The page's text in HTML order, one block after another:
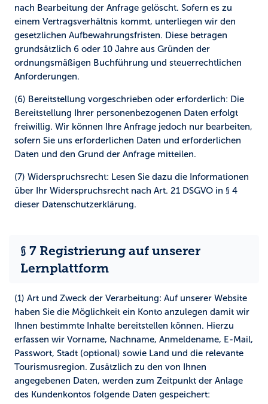
nach Bearbeitung der Anfrage gelöscht. Sofern es zu
einem Vertragsverhältnis kommt, unterliegen wir den
gesetzlichen Aufbewahrungsfristen. Diese betragen
grundsätzlich 6 oder 10 Jahre aus Gründen der
ordnungsmäßigen Buchführung und steuerrechtlichen
Anforderungen.
(6) Bereitstellung vorgeschrieben oder erforderlich: Die
Bereitstellung Ihrer personenbezogenen Daten erfolgt
freiwillig. Wir können Ihre Anfrage jedoch nur bearbeiten,
sofern Sie uns erforderlichen Daten und erforderlichen
Daten und den Grund der Anfrage mitteilen.
(7) Widerspruchsrecht: Lesen Sie dazu die Informationen
über Ihr Widerspruchsrecht nach Art. 21 DSGVO in § 4
dieser Datenschutzerklärung.
§ 7 Registrierung auf unserer
Lernplattform
(1) Art und Zweck der Verarbeitung: Auf unserer Website
haben Sie die Möglichkeit ein Konto anzulegen damit wir
Ihnen bestimmte Inhalte bereitstellen können. Hierzu
erfassen wir Vorname, Nachname, Anmeldename, E-Mail,
Passwort, Stadt (optional) sowie Land und die relevante
Tourismusregion. Zusätzlich zu den von Ihnen
angegebenen Daten, werden zum Zeitpunkt der Anlage
des Kundenkontos folgende Daten gespeichert: